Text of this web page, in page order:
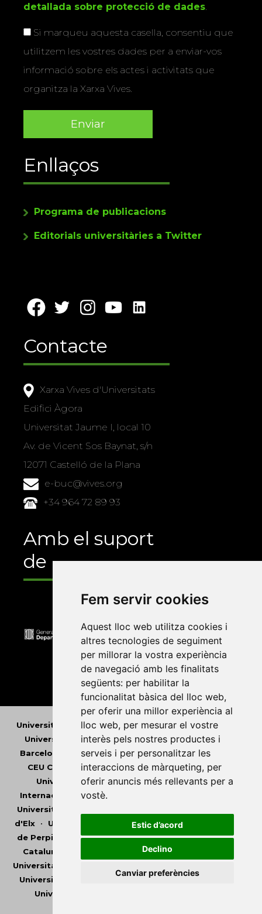
Fem servir cookies
Aquest lloc web utilitza cookies i
altres tecnologies de seguiment
per millorar la vostra experiència
de navegació amb les finalitats
següents: per habilitar la
funcionalitat bàsica del lloc web,
per oferir una millor experiència al
lloc web, per mesurar el vostre
interès pels nostres productes i
serveis i per personalitzar les
interaccions de màrqueting, per
oferir anuncis més rellevants per a
vostè.
Estic d’acord
Declino
Canviar preferències
detallada sobre protecció de dades
Si marqueu aquesta casella, consentiu que
utilitzem les vostres dades per a enviar-vos
informació sobre els actes i activitats que
organitza la Xarxa Vives.
Enllaços
Programa de publicacions
Editorials universitàries a Twitter
Contacte
Xarxa Vives d'Universitats
Edifici Àgora
Universitat Jaume I, local 10
Av. de Vicent Sos Baynat, s/n
12071 Castelló de la Plana
e-buc@vives.org
+34 964 72 89 93
Amb el suport
de
Universitat Abat Oliba CEU•Universitat d'Alacant
Universitat d'Andorra•Universitat Autònoma de
Barcelona
Universitat de Barcelona•Universitat
CEU Cardenal Herrera•Universitat de Girona
Universitat de les Illes Balears •Universitat
Internacional de Catalunya
Universitat de Lleida
d'Elx• Universitat Oberta de Catalunya
de Perpinyà Via Domitia•Universitat Politècnica de
Catalunya
Universitat Politècnica de València
Universitat Pompeu Fabra
Universitat Rovira i Virgili•Universitat de Sàsser
Universitat de València